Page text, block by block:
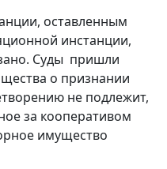
оставленным
инстанции,
Суды пришли
о признании
не подлежит,
за кооперативом
имущество